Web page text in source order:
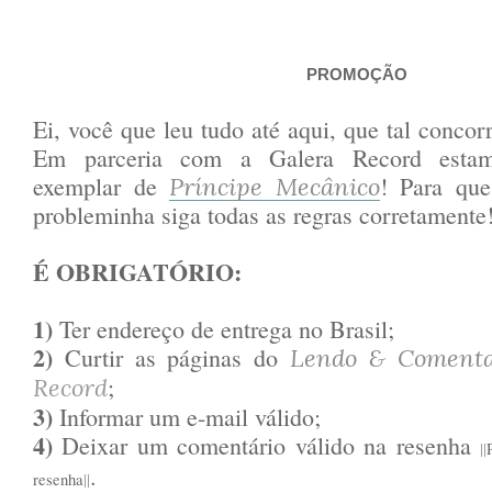
PROMOÇÃO
Ei, você que leu tudo até aqui, que tal
Em parceria com a Galera Record
exemplar de Príncipe Mecânico! Para
probleminha siga todas as regras
É OBRIGATÓRIO:
1) Ter endereço de entrega no Brasil;
2) Curtir as páginas do Lendo &
Record;
3) Informar um e-mail válido;
4) Deixar um comentário válido na resenha ||
resenha||.